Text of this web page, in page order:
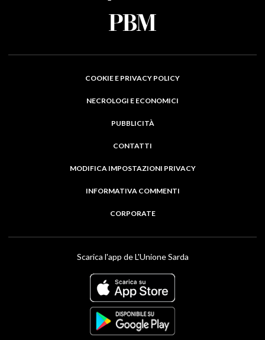
COOKIE E PRIVACY POLICY
NECROLOGI E ECONOMICI
PUBBLICITÀ
CONTATTI
MODIFICA IMPOSTAZIONI PRIVACY
INFORMATIVA COMMENTI
CORPORATE
Scarica l'app de L'Unione Sarda